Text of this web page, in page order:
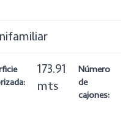
173.91
mts
Número
de
cajones: